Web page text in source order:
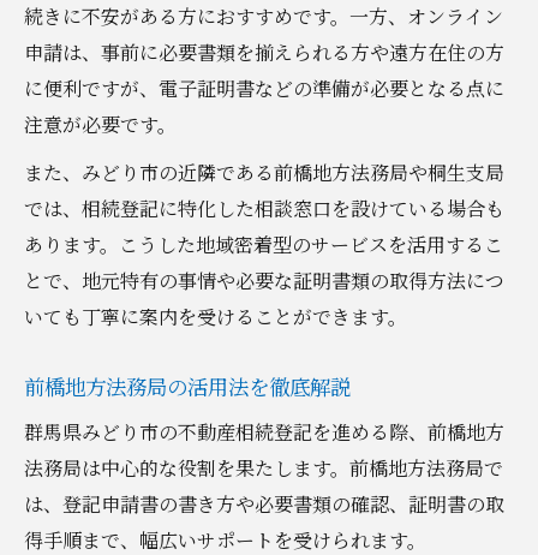
続きに不安がある方におすすめです。一方、オンライン
申請は、事前に必要書類を揃えられる方や遠方在住の方
に便利ですが、電子証明書などの準備が必要となる点に
注意が必要です。
また、みどり市の近隣である前橋地方法務局や桐生支局
では、相続登記に特化した相談窓口を設けている場合も
あります。こうした地域密着型のサービスを活用するこ
とで、地元特有の事情や必要な証明書類の取得方法につ
いても丁寧に案内を受けることができます。
前橋地方法務局の活用法を徹底解説
群馬県みどり市の不動産相続登記を進める際、前橋地方
法務局は中心的な役割を果たします。前橋地方法務局で
は、登記申請書の書き方や必要書類の確認、証明書の取
得手順まで、幅広いサポートを受けられます。